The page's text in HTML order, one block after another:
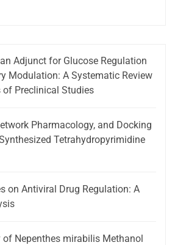
Adjunct for Glucose Regulation
Modulation: A Systematic Review
of Preclinical Studies
Pharmacology, and Docking
Tetrahydropyrimidine
on Antiviral Drug Regulation: A
Nepenthes mirabilis Methanol